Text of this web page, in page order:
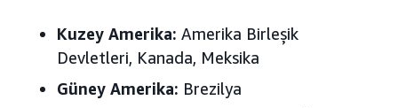
Kuzey Amerika: Amerika Birleşik
Devletleri, Kanada, Meksika
Güney Amerika: Brezilya